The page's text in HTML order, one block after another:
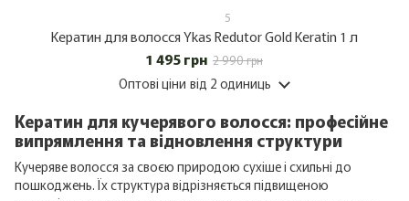
5
Кератин для волосся Ykas Redutor Gold Keratin 1 л
1 495 грн 2 990 грн
Оптові ціни від 2 одиниць
Кератин для кучерявого волосся: професійне
випрямлення та відновлення структури
Кучеряве волосся за своєю природою сухіше і схильні до
пошкоджень. Їх структура відрізняється підвищеною